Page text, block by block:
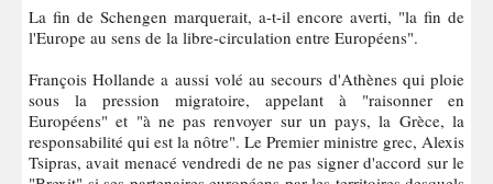
La fin de Schengen marquerait, a-t-il encore averti, "la fin de
l'Europe au sens de la libre-circulation entre Européens".
François Hollande a aussi volé au secours d'Athènes qui ploie
sous la pression migratoire, appelant à "raisonner en
Européens" et "à ne pas renvoyer sur un pays, la Grèce, la
responsabilité qui est la nôtre". Le Premier ministre grec, Alexis
Tsipras, avait menacé vendredi de ne pas signer d'accord sur le